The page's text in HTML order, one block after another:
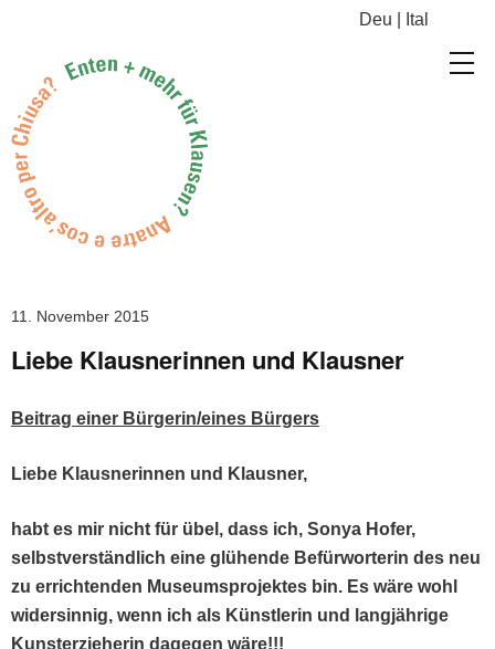
Deu Ital
11. November 2015
Liebe Klausnerinnen und Klausner
Beitrag ein­er Bürgerin/eines Bürgers
Liebe Klaus­ner­in­nen und Klausner,
habt es mir nicht für übel, dass ich, Sonya Hofer,
selb­stver­ständlich eine glühende Befür­wor­terin des neu
zu errich­t­en­den Muse­um­spro­jek­tes bin. Es wäre wohl
wider­sin­nig, wenn ich als Kün­st­lerin und langjährige
Kun­sterzieherin dage­gen wäre!!!